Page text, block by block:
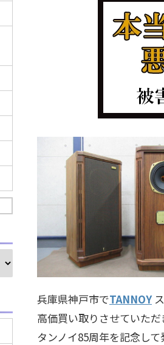
兵庫県神戸市でTANNOY
高価買い取りさせていただ
タンノイ85周年を記念して